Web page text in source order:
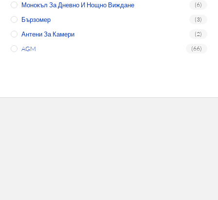
Монокъл За Дневно И Нощно Виждане (6)
Бързомер (3)
Антени За Камери (2)
AGM (66)